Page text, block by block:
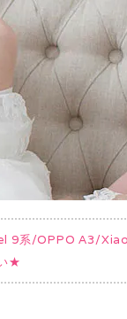
系/OPPO A3/
★